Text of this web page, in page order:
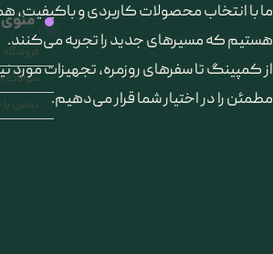
ما با انتخاب محصولات کاربردی و باکیفیت،
هستیم که مسیرهای جدید را تجربه می‌کنند.
از کمپینگ تا سفرهای روزمره، تجهیزات مورد
مطمئن را در اختیار شما قرار می‌دهیم.
فروشگاه
سوالات
تماس با